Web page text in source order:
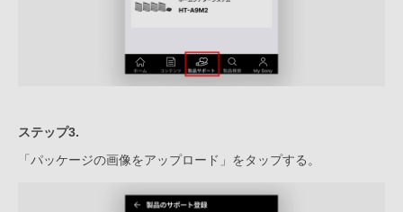
ステップ3.
「パッケージの画像をアップロード」をタップする。